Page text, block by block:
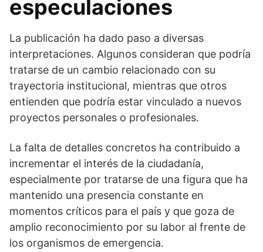
especulaciones
La publicación ha dado paso a diversas
interpretaciones. Algunos consideran que podría
tratarse de un cambio relacionado con su
trayectoria institucional, mientras que otros
entienden que podría estar vinculado a nuevos
proyectos personales o profesionales.
La falta de detalles concretos ha contribuido a
incrementar el interés de la ciudadanía,
especialmente por tratarse de una figura que ha
mantenido una presencia constante en
momentos críticos para el país y que goza de
amplio reconocimiento por su labor al frente de
los organismos de emergencia.